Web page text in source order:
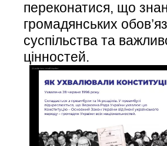
переконатися, що
громадянських
суспільства та
цінностей.